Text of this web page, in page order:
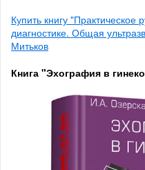
Купить книгу "Практическое
диагностике. Общая
Митьков
Книга "Эхография в